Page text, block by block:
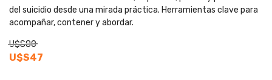
del suicidio desde una mirada práctica. Herramientas clave para
acompañar, contener y abordar.
U$S80
U$S47